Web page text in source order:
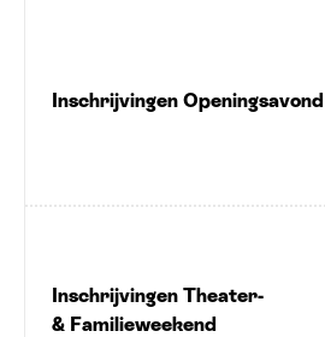
Inschrijvingen Openingsavond
Inschrijvingen Theater-
& Familieweekend